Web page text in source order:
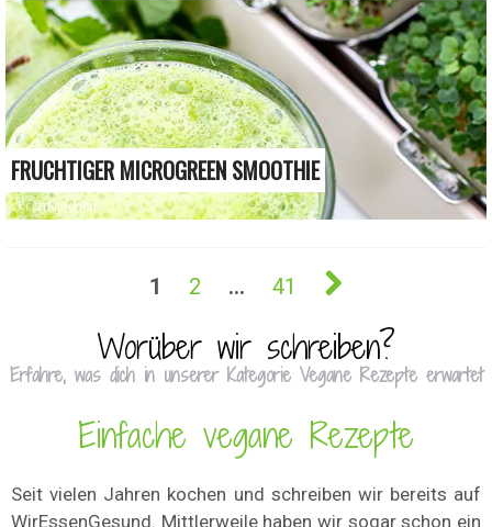
FRUCHTIGER MICROGREEN SMOOTHIE
Kochtöpfchen
1 2 … 41
Worüber wir schreiben?
Erfahre, was dich in unserer Kategorie Vegane Rezepte erwartet
Einfache vegane Rezepte
Seit vielen Jahren kochen und schreiben wir bereits auf
WirEssenGesund. Mittlerweile haben wir sogar schon ein